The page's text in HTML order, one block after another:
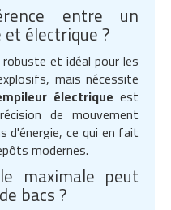
entre un
électrique ?
et idéal pour les
mais nécessite
électrique est
de mouvement
d'énergie, ce qui en fait
modernes.
maximale peut
bacs ?